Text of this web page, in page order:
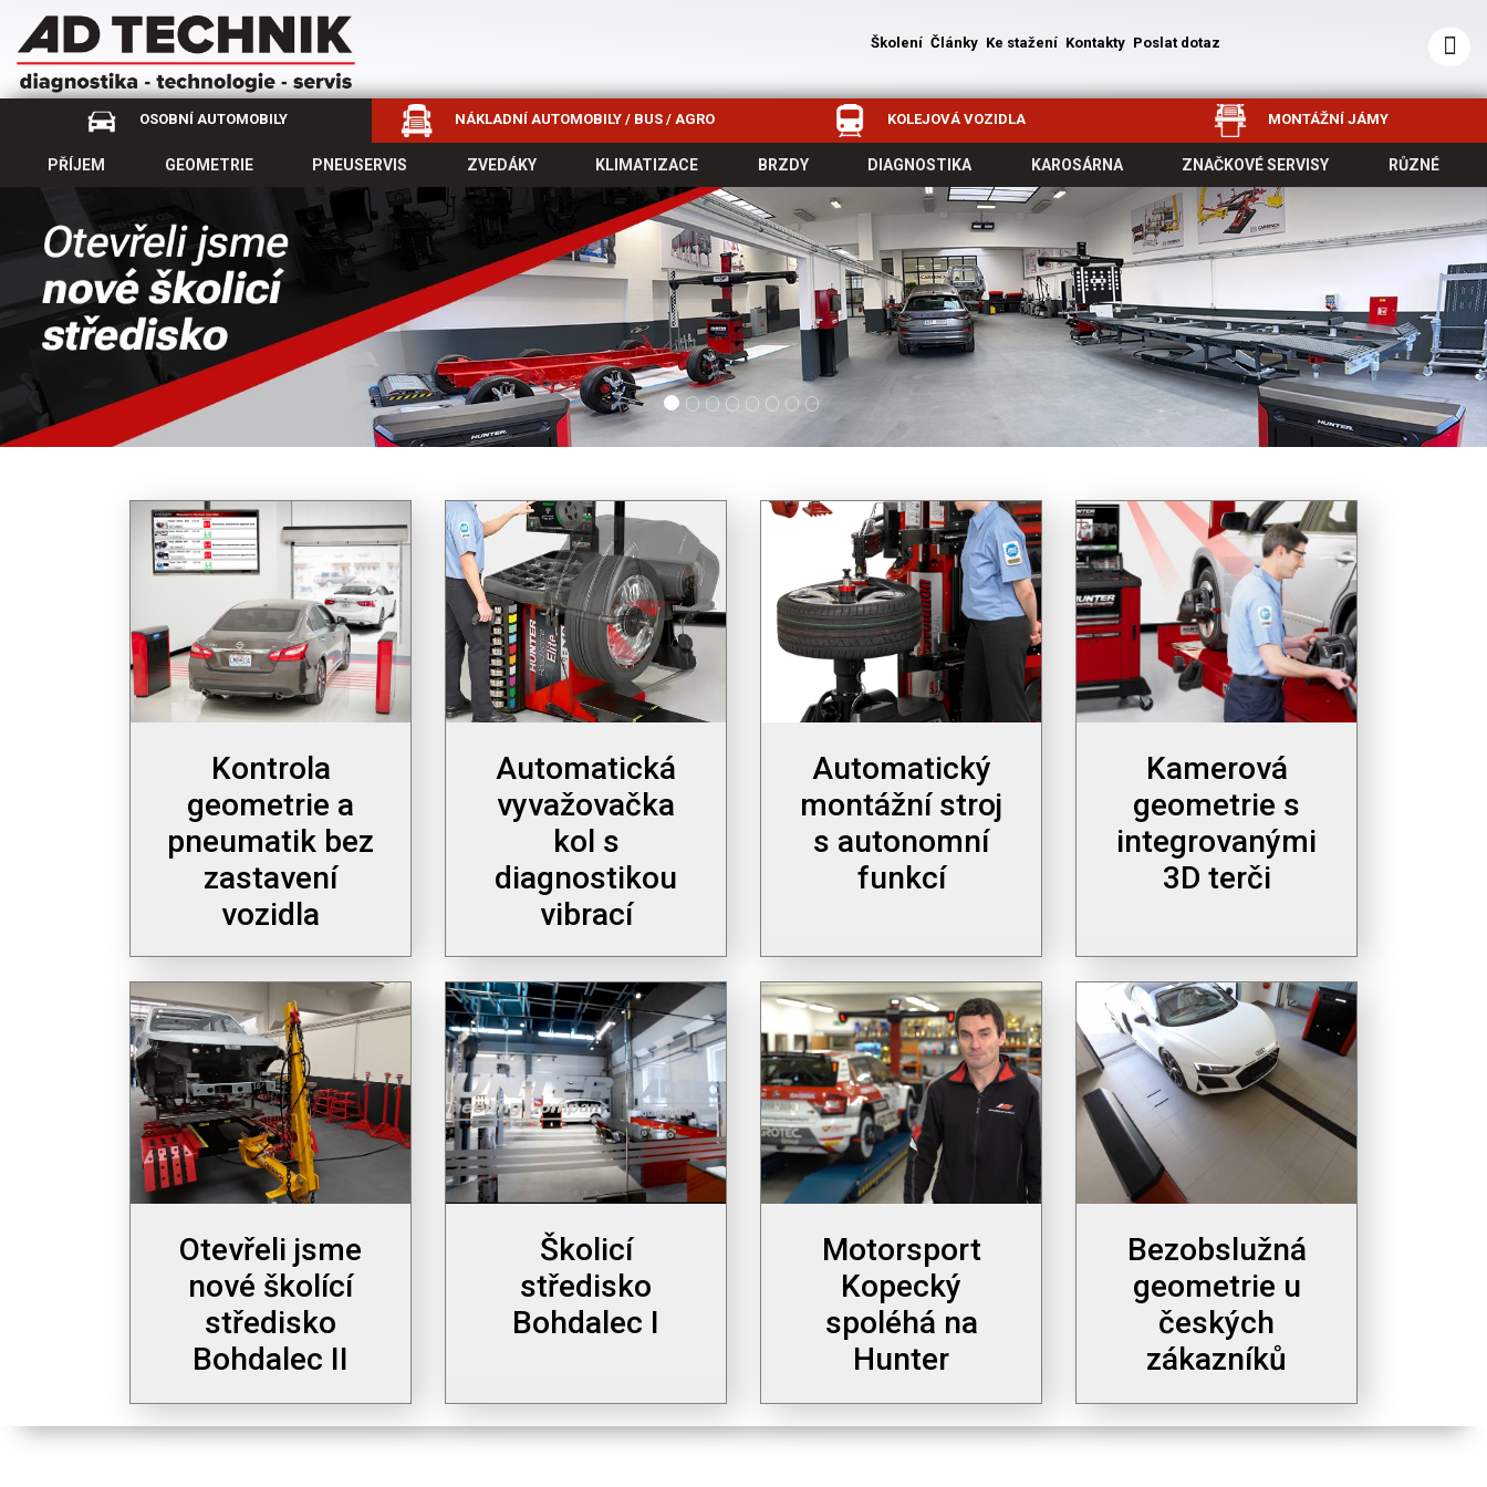
Školení Články Ke stažení Kontakty Poslat dotaz
OSOBNÍ AUTOMOBILY NÁKLADNÍ AUTOMOBILY / BUS / AGRO KOLEJOVÁ VOZIDLA MONTÁŽNÍ JÁMY
PŘÍJEM GEOMETRIE PNEUSERVIS ZVEDÁKY KLIMATIZACE BRZDY DIAGNOSTIKA KAROSÁRNA ZNAČKOVÉ SERVISY RŮZNÉ
Kontrola
geometrie a
pneumatik bez
zastavení
vozidla
Automatická
vyvažovačka
kol s
diagnostikou
vibrací
Automatický
montážní stroj
s autonomní
funkcí
Kamerová
geometrie s
integrovanými
3D terči
Otevřeli jsme
nové školící
středisko
Bohdalec II
Školicí
středisko
Bohdalec I
Motorsport
Kopecký
spoléhá na
Hunter
Bezobslužná
geometrie u
českých
zákazníků